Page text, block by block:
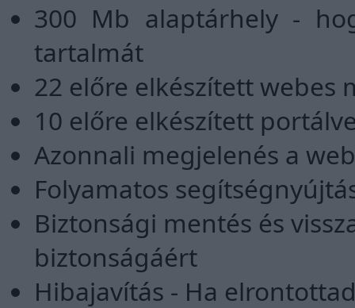
300 Mb alaptárhely -
tartalmát
22 előre elkészített
10 előre elkészített
Azonnali megjelenés a
Folyamatos
Biztonsági mentés és
biztonságáért
Hibajavítás - Ha